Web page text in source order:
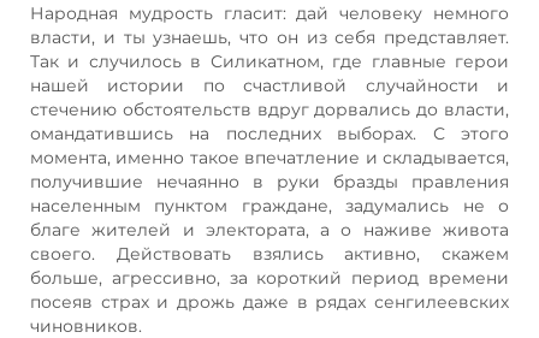
Народная мудрость гласит: дай человеку немного
власти, и ты узнаешь, что он из себя представляет.
Так и случилось в Силикатном, где главные герои
нашей истории по счастливой случайности и
стечению обстоятельств вдруг дорвались до власти,
омандатившись на последних выборах. С этого
момента, именно такое впечатление и складывается,
получившие нечаянно в руки бразды правления
населенным пунктом граждане, задумались не о
благе жителей и электората, а о наживе живота
своего. Действовать взялись активно, скажем
больше, агрессивно, за короткий период времени
посеяв страх и дрожь даже в рядах сенгилеевских
чиновников.